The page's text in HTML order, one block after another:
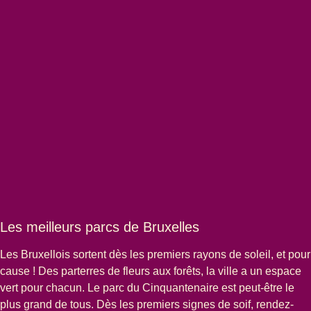
Les meilleurs parcs de Bruxelles
Les Bruxellois sortent dès les premiers rayons de soleil, et pour
cause ! Des parterres de fleurs aux forêts, la ville a un espace
vert pour chacun. Le parc du Cinquantenaire est peut-être le
plus grand de tous. Dès les premiers signes de soif, rendez-